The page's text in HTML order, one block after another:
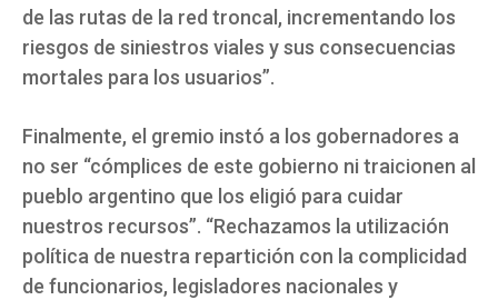
de las rutas de la red troncal, incrementando los
riesgos de siniestros viales y sus consecuencias
mortales para los usuarios”.
Finalmente, el gremio instó a los gobernadores a
no ser “cómplices de este gobierno ni traicionen al
pueblo argentino que los eligió para cuidar
nuestros recursos”. “Rechazamos la utilización
política de nuestra repartición con la complicidad
de funcionarios, legisladores nacionales y